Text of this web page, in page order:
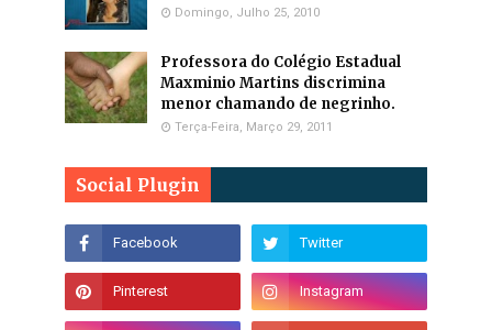
Domingo, Julho 25, 2010
Professora do Colégio Estadual
Maxminio Martins discrimina
menor chamando de negrinho.
Terça-Feira, Março 29, 2011
Social Plugin